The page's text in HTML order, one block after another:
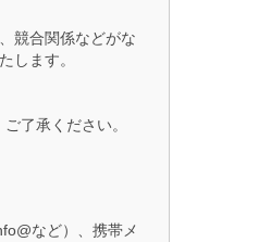
競合関係などがな
します。
了承ください。
など）、携帯メ